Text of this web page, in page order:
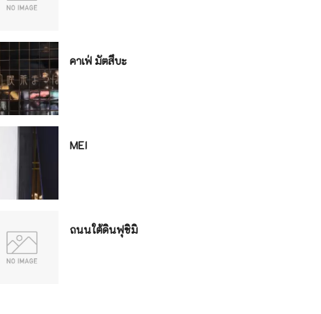
คาเฟ่ มัตสึบะ
MEI
ถนนใต้ดินฟุชิมิ